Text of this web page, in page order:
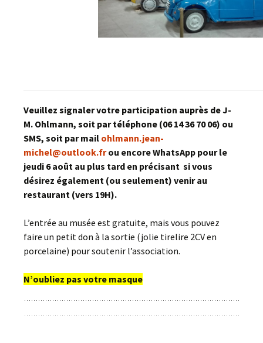
Veuillez signaler votre participation auprès de J-
M. Ohlmann, soit par téléphone (06 14 36 70 06) ou
SMS, soit par mail ohlmann.jean-
michel@outlook.frou encore WhatsApp pour le
jeudi 6 août au plus tard en précisant si vous
désirez également (ou seulement) venir au
restaurant (vers 19H).
L’entrée au musée est gratuite, mais vous pouvez
faire un petit don à la sortie (jolie tirelire 2CV en
porcelaine) pour soutenir l’association.
N’oubliez pas votre masque